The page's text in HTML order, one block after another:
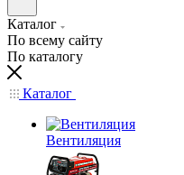
Каталог
По всему сайту
По каталогу
Каталог
Вентиляция